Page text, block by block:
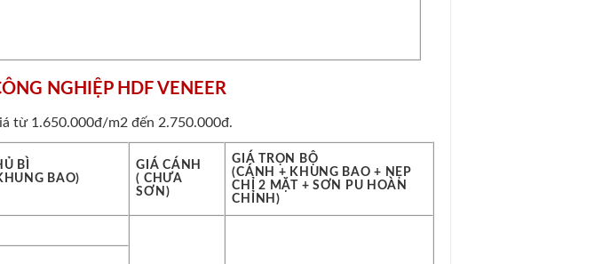
NGHIỆP HDF VENEER
từ 1.650.000đ/m2 đến 2.750.000đ.
BÌ
BAO)
GIÁ CÁNH
( CHƯA
SƠN)
GIÁ TRỌN BỘ
(CÁNH + KHUNG BAO + NẸP
CHỈ 2 MẶT + SƠN PU HOÀN
CHỈNH)